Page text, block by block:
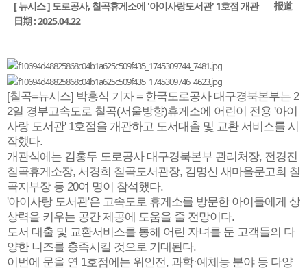
[ 뉴시스 ] 도로공사, 칠곡휴게소에 '아이사랑도서관' 1호점 개관
报道
日期 : 2025.04.22
[칠곡=뉴시스] 박홍식 기자 = 한국도로공사 대구경북본부는 2
2일 경부고속도로 칠곡(서울방향)휴게소에 어린이 전용 '아이
사랑 도서관' 1호점을 개관하고 도서대출 및 교환 서비스를 시
작했다.
개관식에는 김홍두 도로공사 대구경북본부 관리처장, 전경진
칠곡휴게소장, 서경희 칠곡도서관장, 김명신 새마을문고회 칠
곡지부장 등 20여 명이 참석했다.
'아이사랑 도서관'은 고속도로 휴게소를 방문한 아이들에게 상
상력을 키우는 공간 제공에 도움을 줄 전망이다.
도서 대출 및 교환서비스를 통해 어린 자녀를 둔 고객들의 다
양한 니즈를 충족시킬 것으로 기대된다.
이번에 문을 연 1호점에는 위인전, 과학·예체능 분야 등 다양